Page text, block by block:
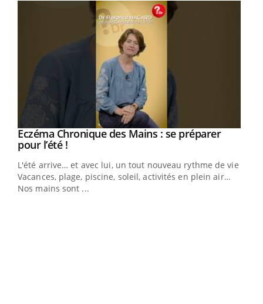
Youtube
Eczéma Chronique des Mains : se préparer
pour l’été !Youtube
L'été arrive… et avec lui, un tout nouveau rythme de vie !
Vacances, plage, piscine, soleil, activités en plein air…
Nos mains sont ...